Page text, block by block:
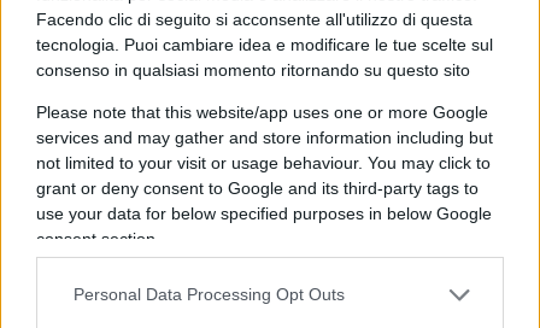
Facendo clic di seguito si acconsente all'utilizzo di questa
tecnologia. Puoi cambiare idea e modificare le tue scelte sul
consenso in qualsiasi momento ritornando su questo sito
Please note that this website/app uses one or more Google
services and may gather and store information including but
not limited to your visit or usage behaviour. You may click to
grant or deny consent to Google and its third-party tags to
use your data for below specified purposes in below Google
consent section.
Personal Data Processing Opt Outs
basti essere antifascisti, e non anche ed
ugualmente anticomunisti, per essere buoni
democratici e celebrare degnamente la Libertà. In
verità, è proprio questo falso ragionamento, o
sofisma, che andrebbe smontato, o decostruito
come dicono i filosofi, mostrando che la Libertà è
una sola e non si può vendere un tanto al chilo.